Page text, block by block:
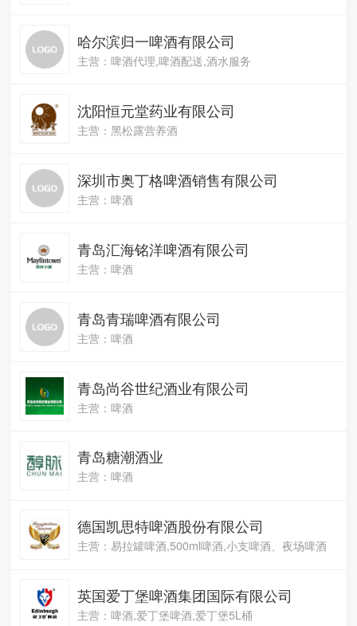
哈尔滨归一啤酒有限公司
主营：啤酒代理,啤酒配送,酒水服务
沈阳恒元堂药业有限公司
主营：黑松露营养酒
深圳市奥丁格啤酒销售有限公司
主营：啤酒
青岛汇海铭洋啤酒有限公司
主营：啤酒
青岛青瑞啤酒有限公司
主营：啤酒
青岛尚谷世纪酒业有限公司
主营：啤酒
青岛糖潮酒业
主营：啤酒
德国凯思特啤酒股份有限公司
主营：易拉罐啤酒,500ml啤酒,小支啤酒、夜场啤酒
英国爱丁堡啤酒集团国际有限公司
主营：啤酒,爱丁堡啤酒,爱丁堡5L桶